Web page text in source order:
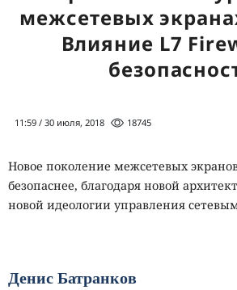
межсетевых
Влияние L7
11:59 / 30 июля, 2018 18745
Новое поколение межсетевых
безопаснее, благодаря новой
новой идеологии управления
Денис Батранков